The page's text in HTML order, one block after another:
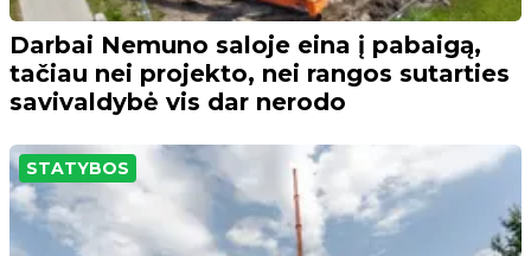
Darbai Nemuno saloje eina į pabaigą,
tačiau nei projekto, nei rangos sutarties
savivaldybė vis dar nerodo
STATYBOS